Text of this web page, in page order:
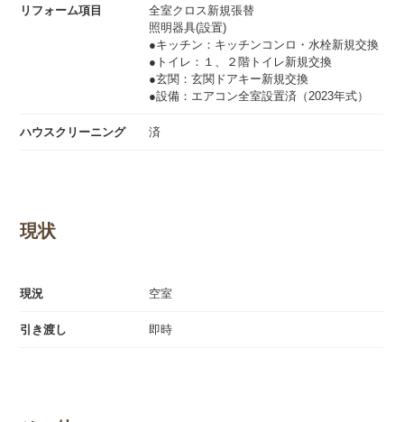
リフォーム項目
全室クロス新規張替
照明器具(設置)
●キッチン：キッチンコンロ・水栓新規交換
●トイレ：１、２階トイレ新規交換
●玄関：玄関ドアキー新規交換
●設備：エアコン全室設置済（2023年式）
ハウスクリーニング 済
現状
現況 空室
引き渡し 即時